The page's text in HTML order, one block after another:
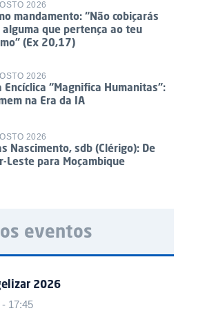
2026
mandamento: “Não cobiçarás
alguma que pertença ao teu
(Ex 20,17)
2026
Encíclica “Magnifica Humanitas”:
na Era da IA
2026
Nascimento, sdb (Clérigo): De
Leste para Moçambique
eventos
2026
17:45